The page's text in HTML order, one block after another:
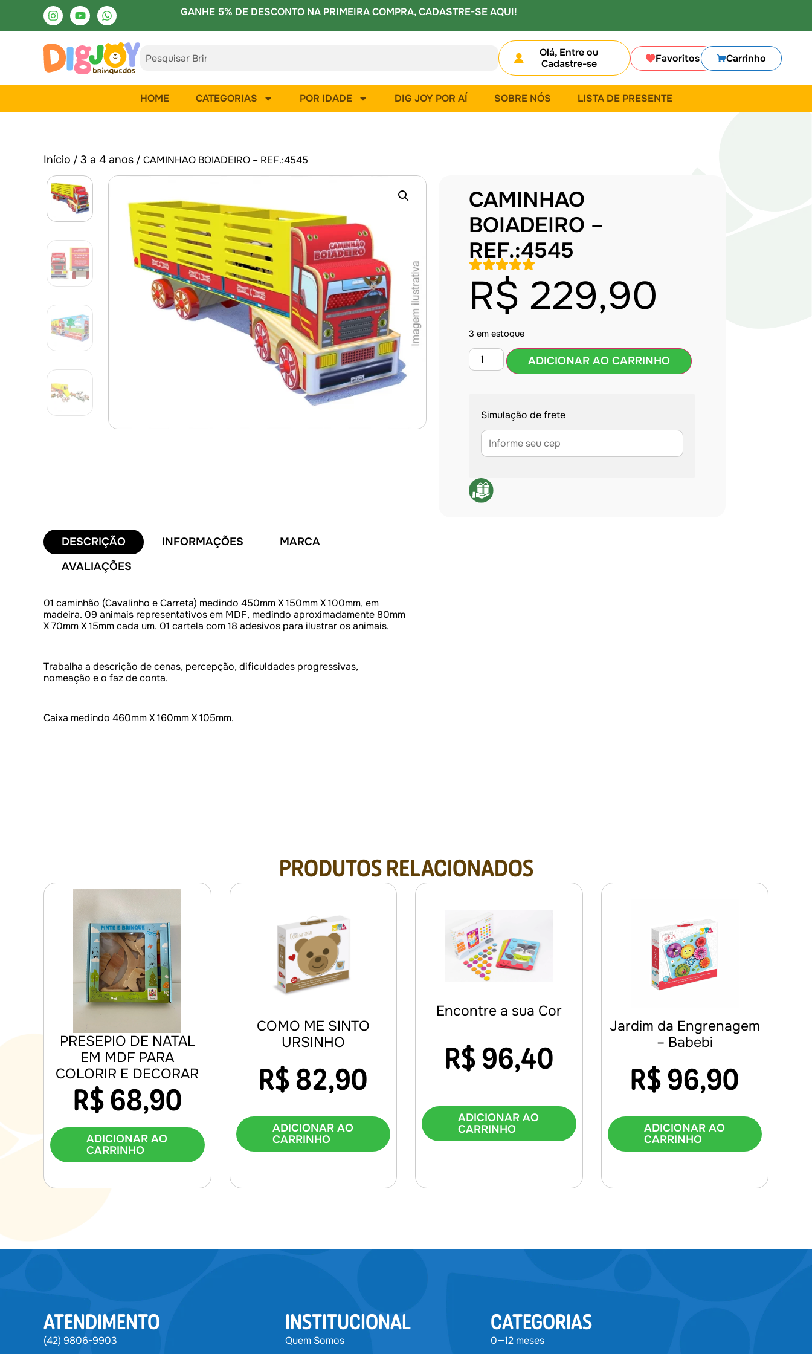
GANHE 5% DE DESCONTO NA PRIMEIRA COMPRA, CADASTRE-SE AQUI!
Olá, Entre ou
Cadastre-se
Favoritos Carrinho
HOME CATEGORIAS POR IDADE DIG JOY POR AÍ SOBRE NÓS LISTA DE PRESENTE
Início / 3 a 4 anos / CAMINHAO BOIADEIRO – REF.:4545
CAMINHAO
BOIADEIRO –
REF.:4545
R$ 229,90
3 em estoque
ADICIONAR AO CARRINHO
Simulação de frete
DESCRIÇÃO INFORMAÇÕES
MARCA
AVALIAÇÕES
01 caminhão (Cavalinho e Carreta) medindo 450mm X 150mm X 100mm, em
madeira. 09 animais representativos em MDF, medindo aproximadamente 80mm
X 70mm X 15mm cada um. 01 cartela com 18 adesivos para ilustrar os animais.
Trabalha a descrição de cenas, percepção, dificuldades progressivas,
nomeação e o faz de conta.
Caixa medindo 460mm X 160mm X 105mm.
PRODUTOS RELACIONADOS
PRESEPIO DE NATAL
EM MDF PARA
COLORIR E DECORAR
R$68,90
ADICIONAR AO
CARRINHO
COMO ME SINTO
URSINHO
R$82,90
ADICIONAR AO
CARRINHO
Encontre a sua Cor
R$96,40
ADICIONAR AO
CARRINHO
Jardim da Engrenagem
– Babebi
R$96,90
ADICIONAR AO
CARRINHO
ATENDIMENTO
(42) 9806-9903
INSTITUCIONAL
Quem Somos
CATEGORIAS
0—12 meses